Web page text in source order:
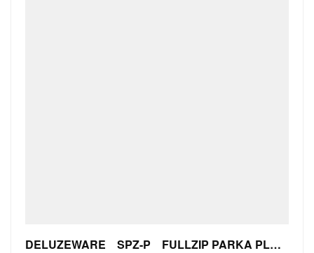
DELUZEWARE SPZ-P FULLZIP PARKA PLAIN(D.RED) - ジーンズショップスパイラル